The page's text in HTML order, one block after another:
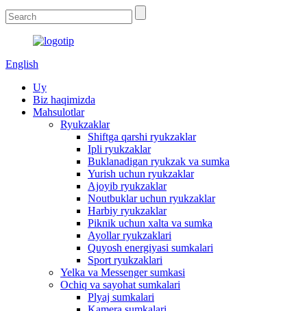
English
Uy
Biz haqimizda
Mahsulotlar
Ryukzaklar
Shiftga qarshi ryukzaklar
Ipli ryukzaklar
Buklanadigan ryukzak va sumka
Yurish uchun ryukzaklar
Ajoyib ryukzaklar
Noutbuklar uchun ryukzaklar
Harbiy ryukzaklar
Piknik uchun xalta va sumka
Ayollar ryukzaklari
Quyosh energiyasi sumkalari
Sport ryukzaklari
Yelka va Messenger sumkasi
Ochiq va sayohat sumkalari
Plyaj sumkalari